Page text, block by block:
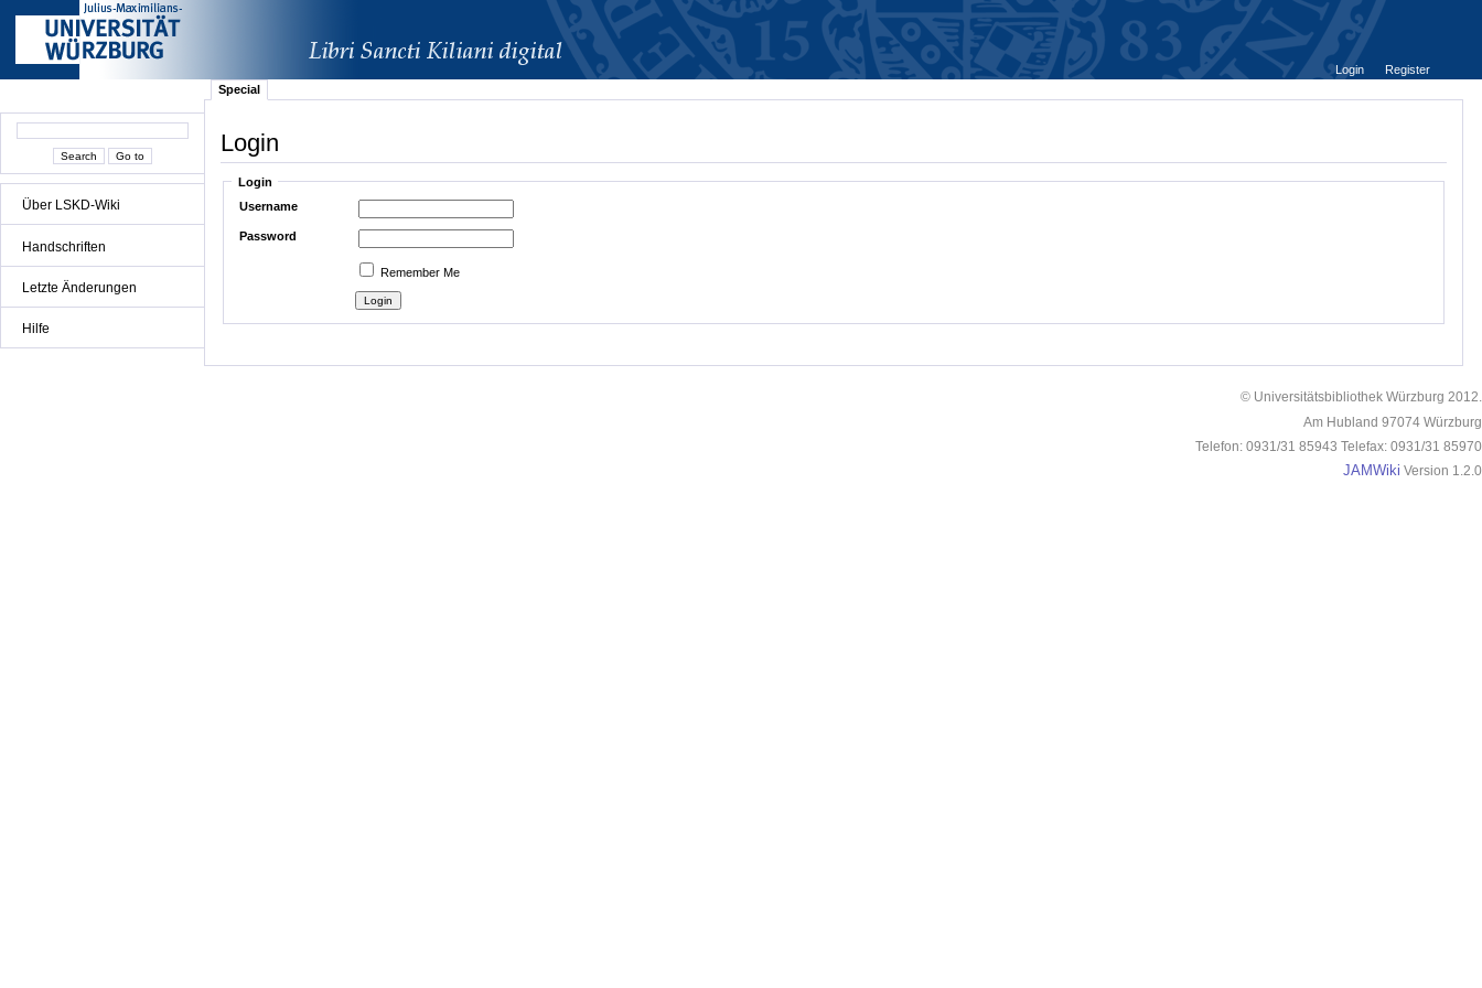
Über LSKD-Wiki
Handschriften
Letzte Änderungen
Hilfe
Login
Register
Special
Login
Login
Username
Password
Remember Me
© Universitätsbibliothek Würzburg 2012.
Am Hubland 97074 Würzburg
Telefon: 0931/31 85943 Telefax: 0931/31 85970
JAMWiki Version 1.2.0